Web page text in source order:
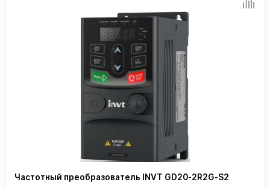
Частотный преобразователь INVT GD20-2R2G-S2